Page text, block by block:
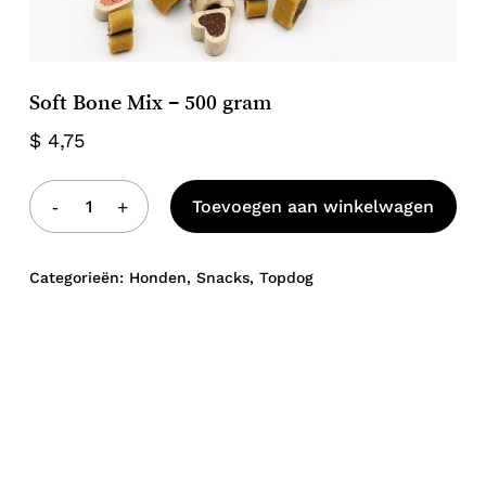
Soft Bone Mix – 500 gram
$4,75
Toevoegen aan winkelwagen
Categorieën: Honden, Snacks, Topdog